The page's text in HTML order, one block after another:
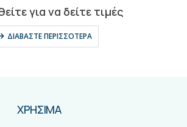
για να δείτε τιμές
ΔΙΑΒΆΣΤΕ ΠΕΡΙΣΣΌΤΕΡΑ
ΧΡΗΣΙΜΑ